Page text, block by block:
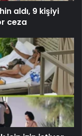
aldı, 9 kişiyi
ceza